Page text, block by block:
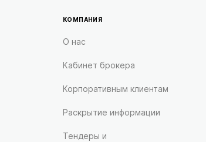
КОМПАНИЯ
О нас
Кабинет брокера
Корпоративным клиентам
Раскрытие информации
Тендеры и